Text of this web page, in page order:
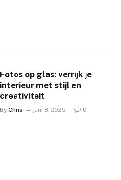
Fotos op glas: verrijk je
interieur met stijl en
creativiteit
By Chris juni 8, 2025 0